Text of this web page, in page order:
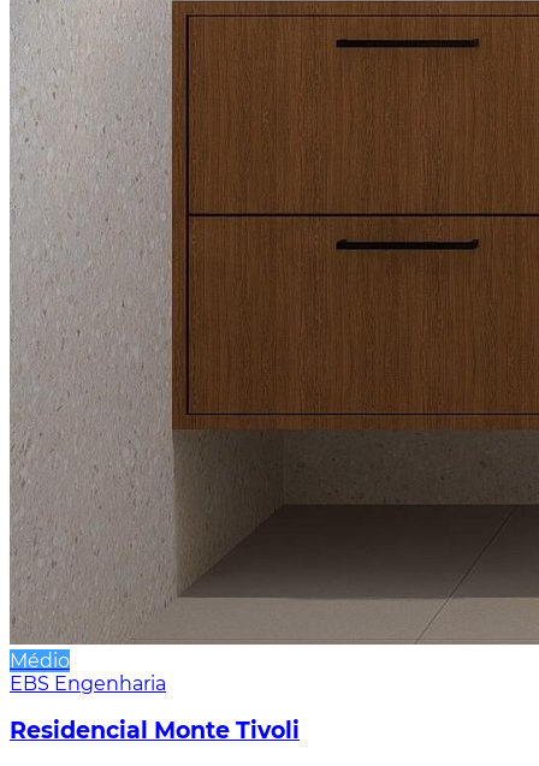
Médio
EBS Engenharia
Residencial Monte Tivoli